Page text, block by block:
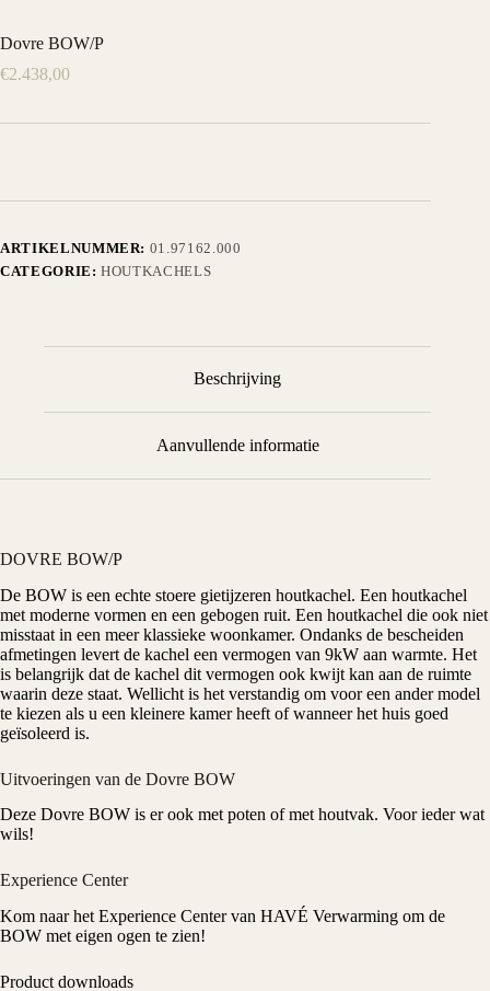
Dovre BOW/P
€2.438,00
ARTIKELNUMMER: 01.97162.000
CATEGORIE:HOUTKACHELS
Beschrijving
Aanvullende informatie
DOVRE BOW/P
De BOW is een echte stoere gietijzeren houtkachel. Een houtkachel
met moderne vormen en een gebogen ruit. Een houtkachel die ook niet
misstaat in een meer klassieke woonkamer. Ondanks de bescheiden
afmetingen levert de kachel een vermogen van 9kW aan warmte. Het
is belangrijk dat de kachel dit vermogen ook kwijt kan aan de ruimte
waarin deze staat. Wellicht is het verstandig om voor een ander model
te kiezen als u een kleinere kamer heeft of wanneer het huis goed
geïsoleerd is.
Uitvoeringen van de Dovre BOW
Deze Dovre BOW is er ook met poten of met houtvak. Voor ieder wat
wils!
Experience Center
Kom naar het Experience Centervan HAVÉ Verwarming om de
BOW met eigen ogen te zien!
Product downloads